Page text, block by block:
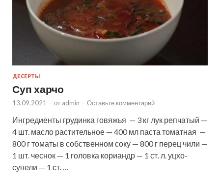
ДЕСЕРТЫ
Суп харчо
13.09.2021 - от admin - Оставьте комментарий
Ингредиенты грудинка говяжья — 3 кг лук репчатый —
4 шт. масло растительное — 400 мл паста томатная —
800 г томаты в собственном соку — 800 г перец чили —
1 шт. чеснок — 1 головка кориандр — 1 ст. л. уцхо-
сунели — 1 ст. …